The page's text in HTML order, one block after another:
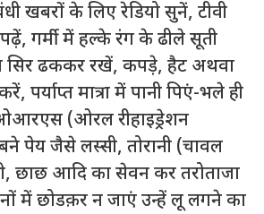
खबरों के लिए रेडियो सुनें, टीवी
गर्मी में हल्के रंग के ढीले सूती
सिर ढककर रखें, कपड़े, हैट अथवा
पर्याप्त मात्रा में पानी पिएं-भले ही
(ओरल रीहाइड्रेशन
पेय जैसे लस्सी, तोरानी (चावल
छाछ आदि का सेवन कर तरोताजा
में छोडक़र न जाएं उन्हें लू लगने का